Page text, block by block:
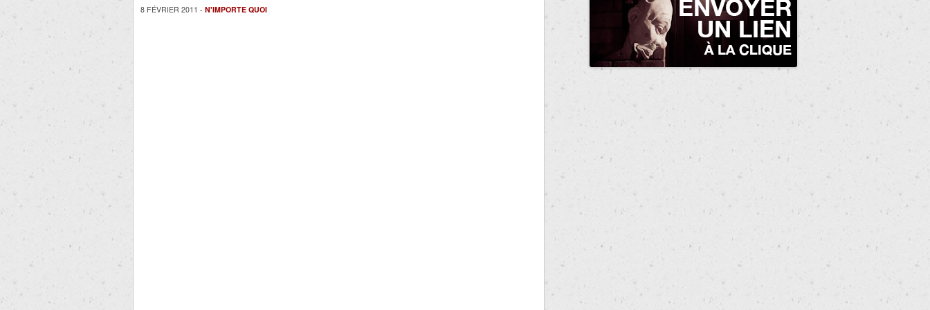
8 FÉVRIER 2011 - N'IMPORTE QUOI